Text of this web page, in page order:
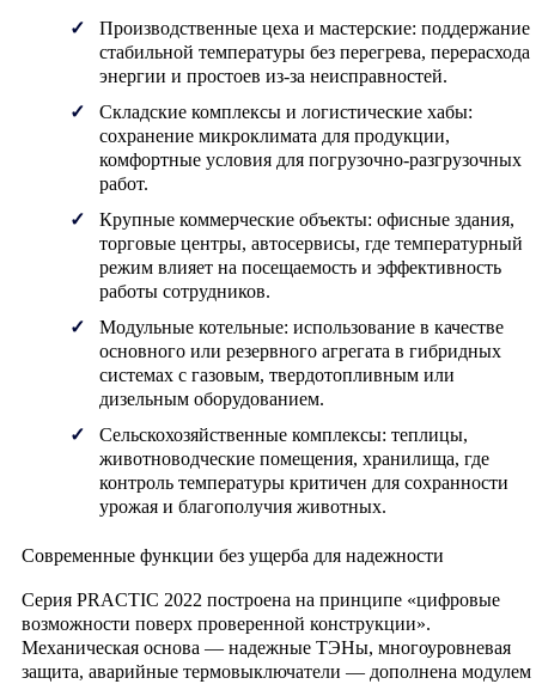
Производственные цеха и мастерские: поддержание
стабильной температуры без перегрева, перерасхода
энергии и простоев из-за неисправностей.
Складские комплексы и логистические хабы:
сохранение микроклимата для продукции,
комфортные условия для погрузочно-разгрузочных
работ.
Крупные коммерческие объекты: офисные здания,
торговые центры, автосервисы, где температурный
режим влияет на посещаемость и эффективность
работы сотрудников.
Модульные котельные: использование в качестве
основного или резервного агрегата в гибридных
системах с газовым, твердотопливным или
дизельным оборудованием.
Сельскохозяйственные комплексы: теплицы,
животноводческие помещения, хранилища, где
контроль температуры критичен для сохранности
урожая и благополучия животных.
Современные функции без ущерба для надежности
Серия PRACTIC 2022 построена на принципе «цифровые
возможности поверх проверенной конструкции».
Механическая основа — надежные ТЭНы, многоуровневая
защита, аварийные термовыключатели — дополнена модулем